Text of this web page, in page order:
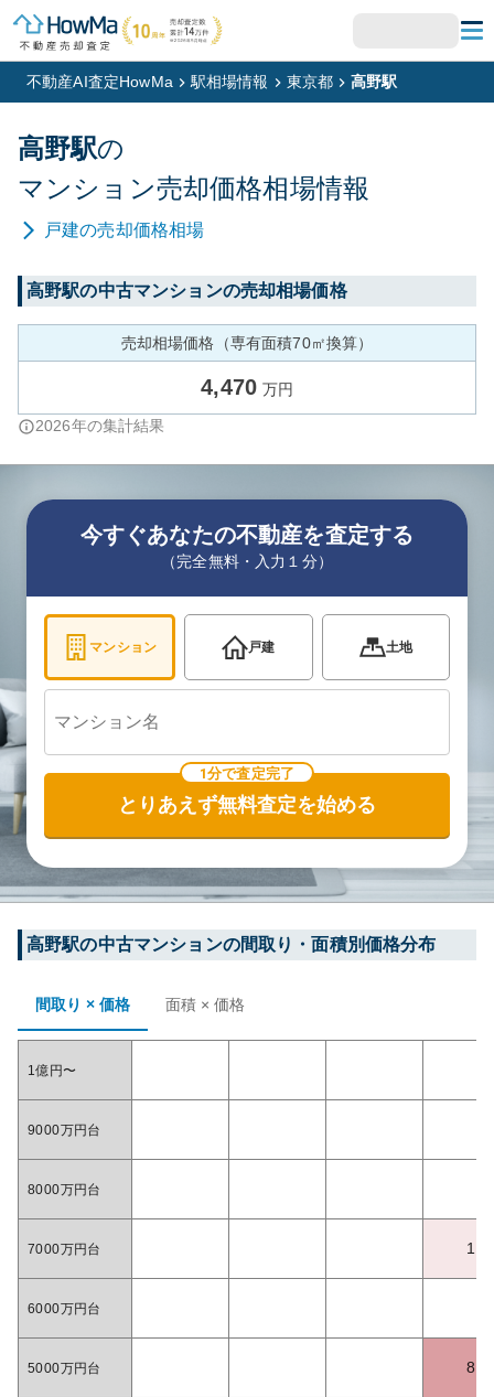
不動産AI査定HowMa 駅相場情報 東京都 高野駅
高野駅の
マンション売却価格相場情報
戸建の売却価格相場
高野駅の中古マンションの売却相場価格
売却相場価格（専有面積70㎡換算）
4,470 万円
2026年の集計結果
今すぐあなたの不動産を査定する
（完全無料・入力１分）
マンション 戸建 土地
1分で査定完了
とりあえず無料査定を始める
高野駅の中古マンションの間取り・面積別価格分布
間取り × 価格 面積 × 価格
1億円〜
9000万円台
8000万円台
7000万円台 1
6000万円台
5000万円台 8